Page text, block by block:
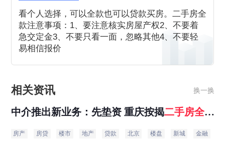
看个人选择，可以全款也可以贷款买房。二手房全
款注意事项：1、要注意核实房屋产权2、不要着
急交定金3、不要只看一面，忽略其他4、不要轻
易相信报价
相关资讯 换一换
中介推出新业务：先垫资 重庆按揭二手房全款
房产 房贷 楼市 地产 贷款 北京 楼盘 新城 金融